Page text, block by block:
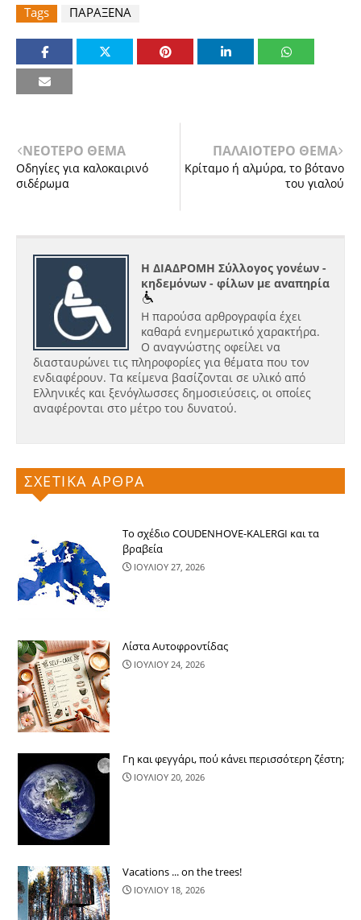
Tags ΠΑΡΑΞΕΝΑ
ΝΕΟΤΕΡΟ ΘΕΜΑ
Οδηγίες για καλοκαιρινό
σιδέρωμα
ΠΑΛΑΙΟΤΕΡΟ ΘΕΜΑ
Κρίταμο ή αλμύρα, το βότανο
του γιαλού
Η ΔΙΑΔΡΟΜΗ Σύλλογος γονέων -
κηδεμόνων - φίλων με αναπηρία
Η παρούσα αρθρογραφία έχει
καθαρά ενημερωτικό χαρακτήρα.
Ο αναγνώστης οφείλει να
διασταυρώνει τις πληροφορίες για θέματα που τον
ενδιαφέρουν. Τα κείμενα βασίζονται σε υλικό από
Ελληνικές και ξενόγλωσσες δημοσιεύσεις, οι οποίες
αναφέρονται στο μέτρο του δυνατού.
ΣΧΕΤΙΚΑ ΑΡΘΡΑ
Το σχέδιο COUDENHOVE-KALERGI και τα
βραβεία
ΙΟΥΛΙΟΥ 27, 2026
Λίστα Αυτοφροντίδας
ΙΟΥΛΙΟΥ 24, 2026
Γη και φεγγάρι, πού κάνει περισσότερ​η ζέστη;
ΙΟΥΛΙΟΥ 20, 2026
Vacations ... on the trees!
ΙΟΥΛΙΟΥ 18, 2026